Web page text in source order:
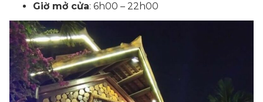
Giờ mở cửa: 6h00 – 22h00